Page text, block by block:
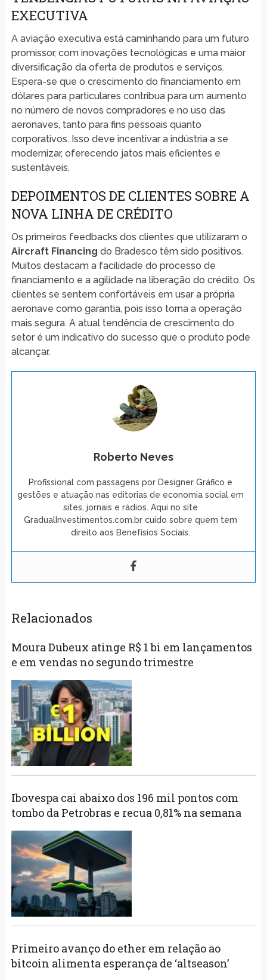
EXECUTIVA
A aviação executiva está caminhando para um futuro
promissor, com inovações tecnológicas e uma maior
diversificação da oferta de produtos e serviços.
Espera-se que o crescimento do financiamento em
dólares para particulares contribua para um aumento
no número de novos compradores e no uso das
aeronaves, tanto para fins pessoais quanto
corporativos. Isso deve incentivar a indústria a se
modernizar, oferecendo jatos mais eficientes e
sustentáveis.
DEPOIMENTOS DE CLIENTES SOBRE A
NOVA LINHA DE CRÉDITO
Os primeiros feedbacks dos clientes que utilizaram o
Aircraft Financing do Bradesco têm sido positivos.
Muitos destacam a facilidade do processo de
financiamento e a agilidade na liberação do crédito. Os
clientes se sentem confortáveis em usar a própria
aeronave como garantia, pois isso torna a operação
mais segura. A atual tendência de crescimento do
setor é um indicativo do sucesso que o produto pode
alcançar.
Roberto Neves
Profissional com passagens por Designer Gráfico e
gestões e atuação nas editorias de economia social em
sites, jornais e rádios. Aqui no site
GradualInvestimentos.com.br cuido sobre quem tem
direito aos Benefísios Sociais.
Relacionados
Moura Dubeux atinge R$ 1 bi em lançamentos
e em vendas no segundo trimestre
Ibovespa cai abaixo dos 196 mil pontos com
tombo da Petrobras e recua 0,81% na semana
Primeiro avanço do ether em relação ao
bitcoin alimenta esperança de ‘altseason’